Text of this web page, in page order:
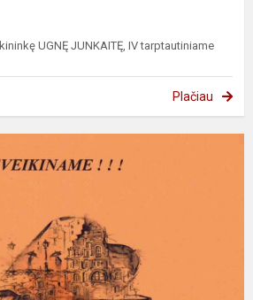
UGNĘ JUNKAITĘ, IV tarptautiniame
Plačiau